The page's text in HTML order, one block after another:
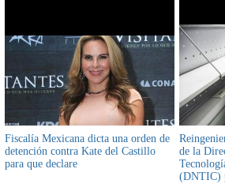
Fiscalía Mexicana dicta una orden de
detención contra Kate del Castillo
para que declare
de la
(DNTIC)